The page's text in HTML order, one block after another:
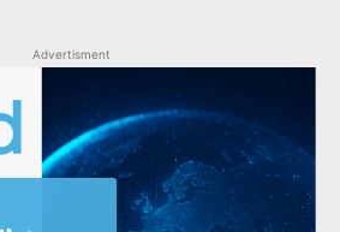
Advertisment